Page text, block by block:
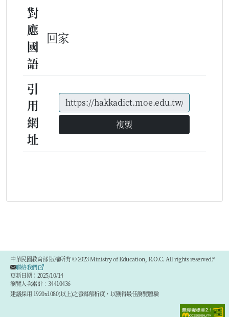
對
應
國
語
回家
引
用
網
址
複製
中華民國教育部 版權所有 © 2023 Ministry of Education, R.O.C. All rights reserved.®
聯絡我們
更新日期：2025/10/14
瀏覽人次累計：34410436
建議採用 1920x1080(以上)之螢幕解析度，以獲得最佳瀏覽體驗